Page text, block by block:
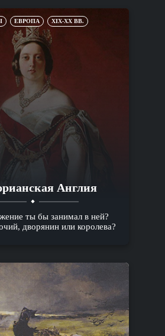
ЕВРОПА XIX-XX ВВ.
Англия
ты бы занимал в ней?
дворянин или королева?